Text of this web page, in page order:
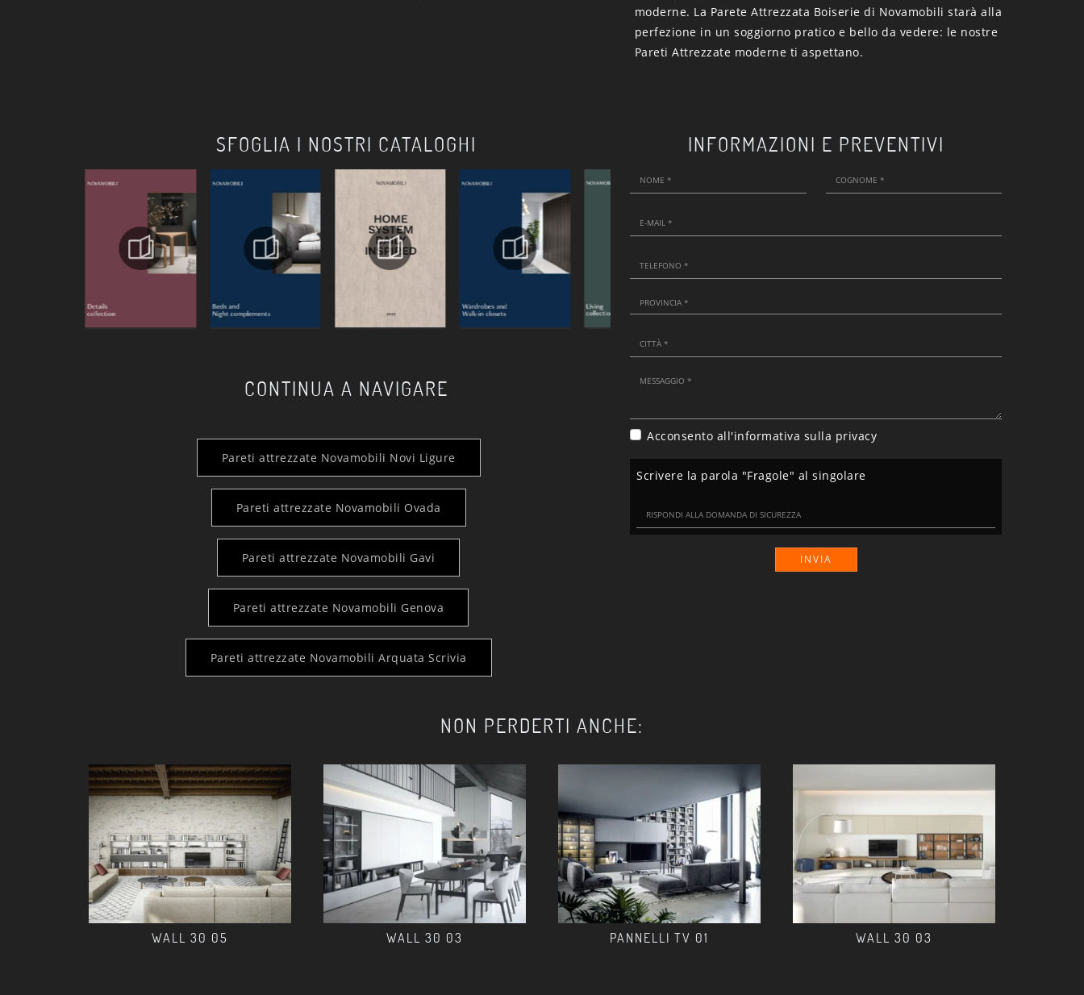
moderne. La Parete Attrezzata Boiserie di Novamobili starà alla
perfezione in un soggiorno pratico e bello da vedere: le nostre
Pareti Attrezzate moderne ti aspettano.
SFOGLIA I NOSTRI CATALOGHI
CONTINUA A NAVIGARE
Pareti attrezzate Novamobili Novi Ligure
Pareti attrezzate Novamobili Ovada
Pareti attrezzate Novamobili Gavi
Pareti attrezzate Novamobili Genova
Pareti attrezzate Novamobili Arquata Scrivia
INFORMAZIONI E PREVENTIVI
Acconsento all'informativa sulla privacy
Scrivere la parola "Fragole" al singolare
INVIA
NON PERDERTI ANCHE:
WALL 30 05 WALL 30 03 PANNELLI TV 01 WALL 30 03